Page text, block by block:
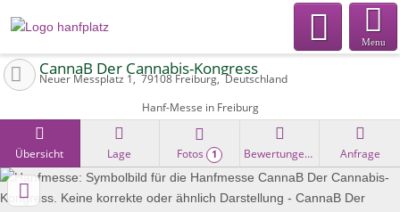
Menu
CannaB Der Cannabis-Kongress
Neuer Messplatz 1 79108 Freiburg Deutschland
Hanf-Messe in Freiburg
Übersicht Lage Fotos 1 Bewertungen Anfrage